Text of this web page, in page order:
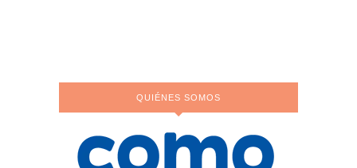
QUIÉNES SOMOS